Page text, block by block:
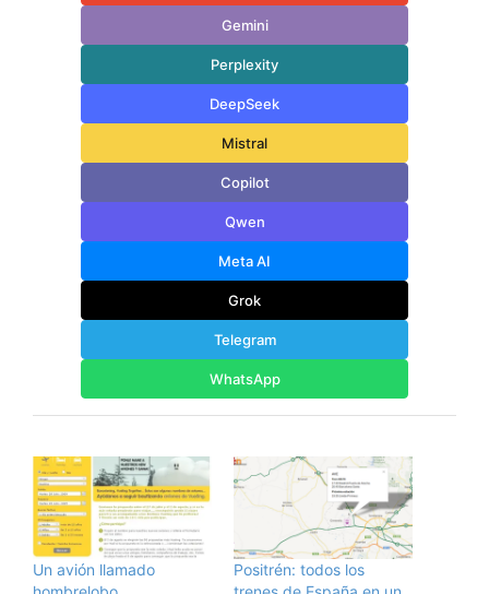
Gemini
Perplexity
DeepSeek
Mistral
Copilot
Qwen
Meta AI
Grok
Telegram
WhatsApp
Un avión llamado
Positrén: todos los